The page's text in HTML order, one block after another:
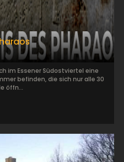
im Essener Südostviertel eine
befinden, die sich nur alle 30
öffn...